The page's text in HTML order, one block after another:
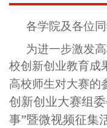
各学院及各位同
为进一步激发
校创新创业教育成
高校师生对大赛的
创新创业大赛组
事”暨微视频征集